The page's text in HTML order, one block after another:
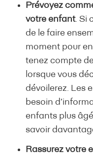
Prévoyez
votre enfant. Si
de le faire
moment pour
tenez compte
lorsque vous
dévoilerez. Les
besoin
enfants plus
savoir
Rassurez votre